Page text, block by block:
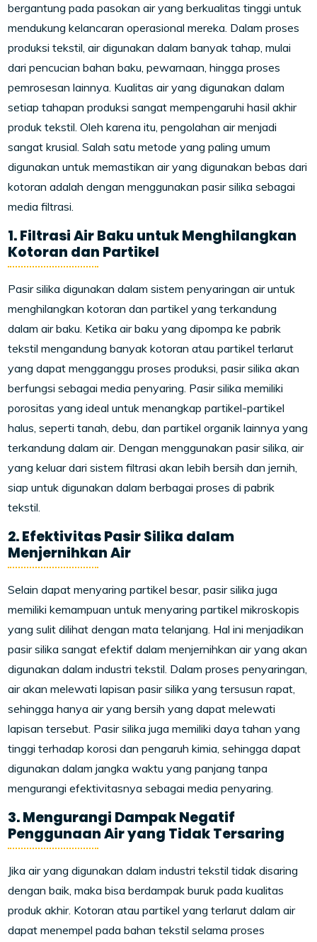
bergantung pada pasokan air yang berkualitas tinggi untuk
mendukung kelancaran operasional mereka. Dalam proses
produksi tekstil, air digunakan dalam banyak tahap, mulai
dari pencucian bahan baku, pewarnaan, hingga proses
pemrosesan lainnya. Kualitas air yang digunakan dalam
setiap tahapan produksi sangat mempengaruhi hasil akhir
produk tekstil. Oleh karena itu, pengolahan air menjadi
sangat krusial. Salah satu metode yang paling umum
digunakan untuk memastikan air yang digunakan bebas dari
kotoran adalah dengan menggunakan pasir silika sebagai
media filtrasi.
1. Filtrasi Air Baku untuk Menghilangkan
Kotoran dan Partikel
Pasir silika digunakan dalam sistem penyaringan air untuk
menghilangkan kotoran dan partikel yang terkandung
dalam air baku. Ketika air baku yang dipompa ke pabrik
tekstil mengandung banyak kotoran atau partikel terlarut
yang dapat mengganggu proses produksi, pasir silika akan
berfungsi sebagai media penyaring. Pasir silika memiliki
porositas yang ideal untuk menangkap partikel-partikel
halus, seperti tanah, debu, dan partikel organik lainnya yang
terkandung dalam air. Dengan menggunakan pasir silika, air
yang keluar dari sistem filtrasi akan lebih bersih dan jernih,
siap untuk digunakan dalam berbagai proses di pabrik
tekstil.
2. Efektivitas Pasir Silika dalam
Menjernihkan Air
Selain dapat menyaring partikel besar, pasir silika juga
memiliki kemampuan untuk menyaring partikel mikroskopis
yang sulit dilihat dengan mata telanjang. Hal ini menjadikan
pasir silika sangat efektif dalam menjernihkan air yang akan
digunakan dalam industri tekstil. Dalam proses penyaringan,
air akan melewati lapisan pasir silika yang tersusun rapat,
sehingga hanya air yang bersih yang dapat melewati
lapisan tersebut. Pasir silika juga memiliki daya tahan yang
tinggi terhadap korosi dan pengaruh kimia, sehingga dapat
digunakan dalam jangka waktu yang panjang tanpa
mengurangi efektivitasnya sebagai media penyaring.
3. Mengurangi Dampak Negatif
Penggunaan Air yang Tidak Tersaring
Jika air yang digunakan dalam industri tekstil tidak disaring
dengan baik, maka bisa berdampak buruk pada kualitas
produk akhir. Kotoran atau partikel yang terlarut dalam air
dapat menempel pada bahan tekstil selama proses